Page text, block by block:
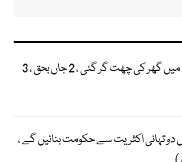
ڈیرہ غازی خان میں گھر کی چھت گر گئی ، 2 جاں بحق ، 3
دو تہائی اکثریت سے حکومت بنائیں گے ،